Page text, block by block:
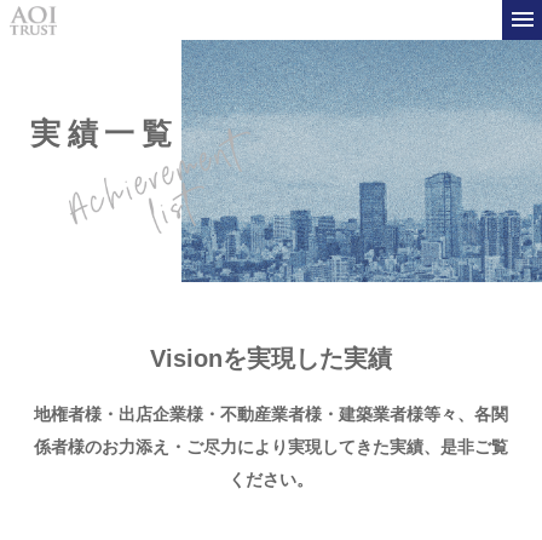
実績一覧
Visionを実現した実績
地権者様・出店企業様・不動産業者様・建築業者様等々、 各関
係者様のお力添え・ご尽力により実現してきた実績、是非ご覧
ください。